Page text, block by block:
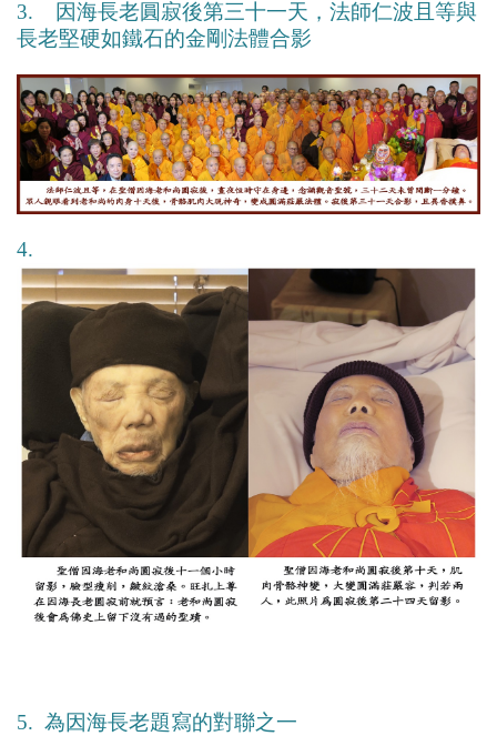
3. 因海長老圓寂後第三十一天，法師仁波且等與
長老堅硬如鐵石的金剛法體合影
4.
5. 為因海長老題寫的對聯之一